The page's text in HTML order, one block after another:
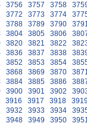
3756 3757 3758
3772 3773 3774
3788 3789 3790
3804 3805 3806
3820 3821 3822
3836 3837 3838
3852 3853 3854
3868 3869 3870
3884 3885 3886
3900 3901 3902
3916 3917 3918
3932 3933 3934
3948 3949 3950